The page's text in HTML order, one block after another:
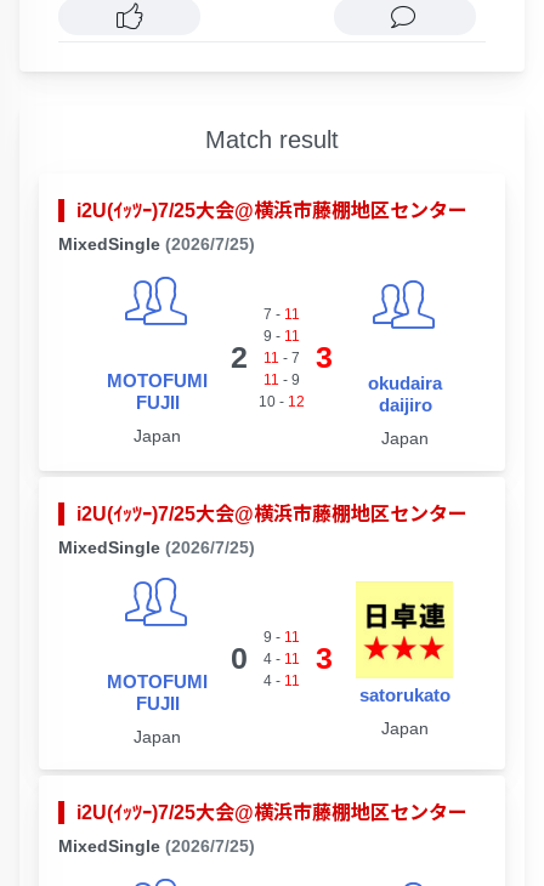
Match result
i2U(ｲｯﾂｰ)7/25大会@横浜市藤棚地区センター
MixedSingle (2026/7/25)
MOTOFUMI
FUJII
Japan
2
7 - 11
9 - 11
11 - 7
11 - 9
10- 12
3
okudaira
daijiro
Japan
i2U(ｲｯﾂｰ)7/25大会@横浜市藤棚地区センター
MixedSingle (2026/7/25)
MOTOFUMI
FUJII
Japan
0
9 - 11
4- 11
4- 11
3
satorukato
Japan
i2U(ｲｯﾂｰ)7/25大会@横浜市藤棚地区センター
MixedSingle (2026/7/25)